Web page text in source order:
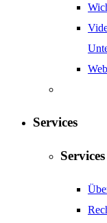
Services
Services